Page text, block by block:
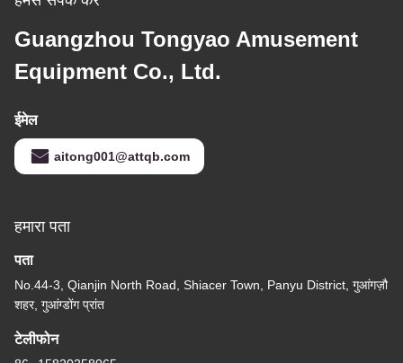
Guangzhou Tongyao Amusement
Equipment Co., Ltd.
ईमेल
aitong001@attqb.com
हमारा पता
पता
No.44-3, Qianjin North Road, Shiacer Town, Panyu District, गुआंगज़ौ
शहर, गुआंग्डोंग प्रांत
टेलीफोन